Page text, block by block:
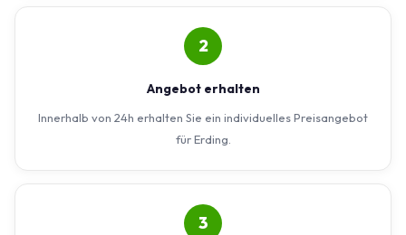
2
Angebot erhalten
Innerhalb von 24h erhalten Sie ein individuelles Preisangebot
für Erding.
3